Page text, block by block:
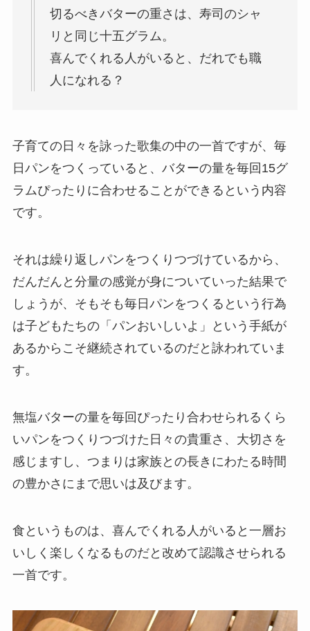
切るべきバターの重さは、寿司のシャ
リと同じ十五グラム。
喜んでくれる人がいると、だれでも職
人になれる？
子育ての日々を詠った歌集の中の一首ですが、毎
日パンをつくっていると、バターの量を毎回15グ
ラムぴったりに合わせることができるという内容
です。
それは繰り返しパンをつくりつづけているから、
だんだんと分量の感覚が身についていった結果で
しょうが、そもそも毎日パンをつくるという行為
は子どもたちの「パンおいしいよ」という手紙が
あるからこそ継続されているのだと詠われていま
す。
無塩バターの量を毎回ぴったり合わせられるくら
いパンをつくりつづけた日々の貴重さ、大切さを
感じますし、つまりは家族との長きにわたる時間
の豊かさにまで思いは及びます。
食というものは、喜んでくれる人がいると一層お
いしく楽しくなるものだと改めて認識させられる
一首です。